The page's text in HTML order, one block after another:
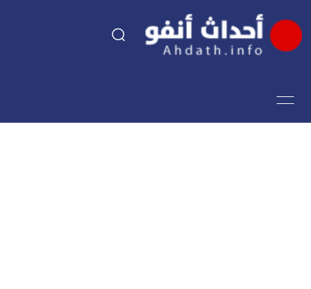
اقتصاد